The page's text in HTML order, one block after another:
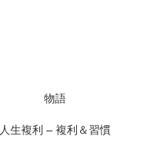
物語
人生複利 – 複利＆習慣